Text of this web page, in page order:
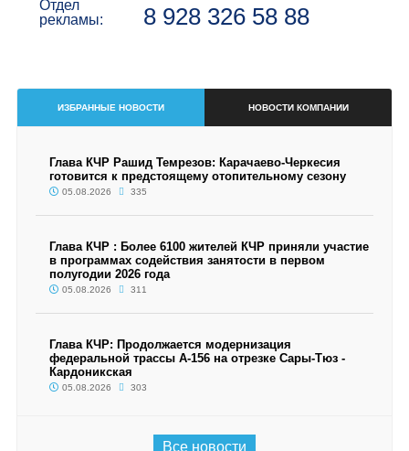
Отдел
рекламы:
8 928 326 58 88
ИЗБРАННЫЕ НОВОСТИ НОВОСТИ КОМПАНИИ
Глава КЧР Рашид Темрезов: Карачаево-Черкесия
готовится к предстоящему отопительному сезону
05.08.2026 335
Глава КЧР : Более 6100 жителей КЧР приняли участие
в программах содействия занятости в первом
полугодии 2026 года
05.08.2026 311
Глава КЧР: Продолжается модернизация
федеральной трассы А-156 на отрезке Сары-Тюз -
Кардоникская
05.08.2026 303
Все новости